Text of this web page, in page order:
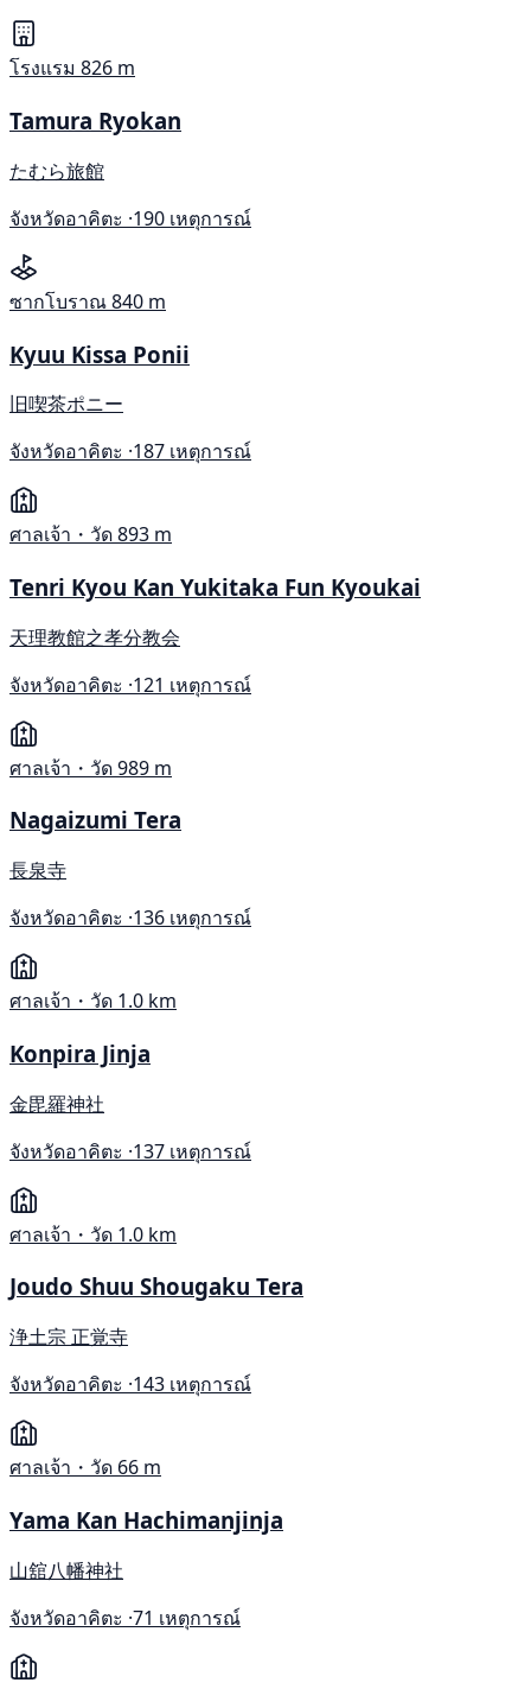
โรงแรม 826 m
Tamura Ryokan
たむら旅館
จังหวัดอาคิตะ ·190 เหตุการณ์
ซากโบราณ840 m
Kyuu Kissa Ponii
旧喫茶ポニー
จังหวัดอาคิตะ ·187 เหตุการณ์
ศาลเจ้า・วัด893 m
Tenri Kyou Kan Yukitaka Fun Kyoukai
天理教館之孝分教会
จังหวัดอาคิตะ ·121 เหตุการณ์
ศาลเจ้า・วัด989 m
Nagaizumi Tera
長泉寺
จังหวัดอาคิตะ ·136 เหตุการณ์
ศาลเจ้า・วัด 1.0 km
Konpira Jinja
金毘羅神社
จังหวัดอาคิตะ ·137 เหตุการณ์
ศาลเจ้า・วัด 1.0 km
Joudo Shuu Shougaku Tera
浄土宗 正覚寺
จังหวัดอาคิตะ ·143 เหตุการณ์
ศาลเจ้า・วัด 66 m
Yama Kan Hachimanjinja
山舘八幡神社
จังหวัดอาคิตะ ·71 เหตุการณ์